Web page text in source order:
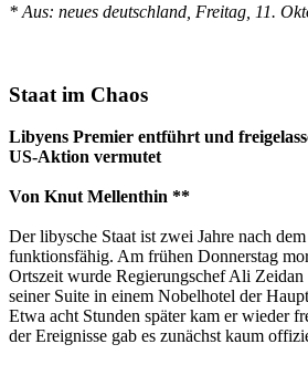
* Aus: neues deutschland, Freitag, 11.
Staat im Chaos
Libyens Premier entführt und
US-Aktion vermutet
Von Knut Mellenthin **
Der libysche Staat ist zwei Jahre nach
funktionsfähig. Am frühen Donnerstag
Ortszeit wurde Regierungschef Ali
seiner Suite in einem Nobelhotel der
Etwa acht Stunden später kam er wieder
der Ereignisse gab es zunächst kaum